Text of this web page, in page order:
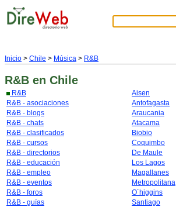
Inicio > Chile > Música > R&B
R&B en Chile
R&B
R&B - asociaciones
R&B - blogs
R&B - chats
R&B - clasificados
R&B - cursos
R&B - directorios
R&B - educación
R&B - empleo
R&B - eventos
R&B - foros
R&B - guías
Aisen
Antofagasta
Araucania
Atacama
Biobio
Coquimbo
De Maule
Los Lagos
Magallanes
Metropolitana
O´higgins
Santiago